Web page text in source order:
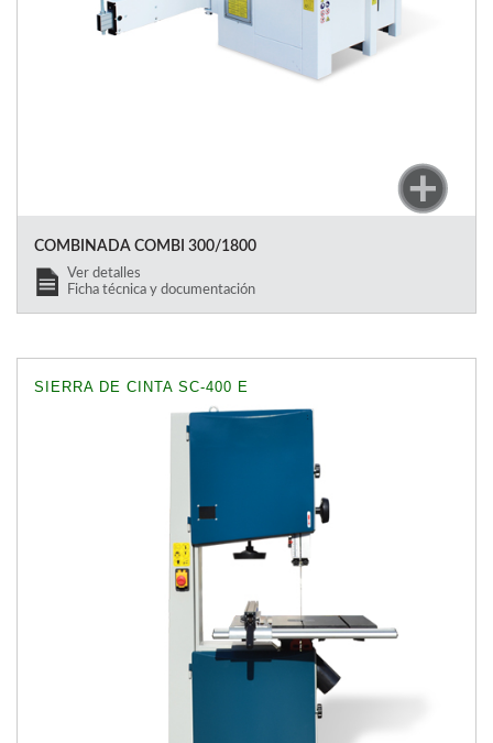
COMBINADA COMBI 300/1800
Ver detalles
Ficha técnica y documentación
SIERRA DE CINTA SC-400 E